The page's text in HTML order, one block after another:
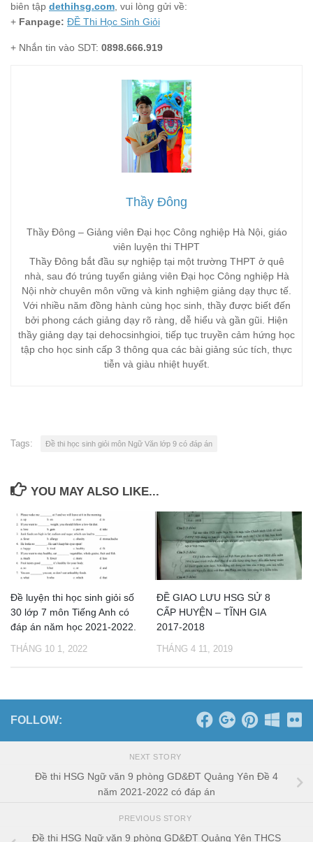
biên tập dethihsg.com, vui lòng gửi về:
+ Fanpage: ĐỀ Thi Học Sinh Giỏi
+ Nhắn tin vào SDT: 0898.666.919
Thầy Đông
Thầy Đông – Giảng viên Đại học Công nghiệp Hà Nội, giáo
viên luyện thi THPT
Thầy Đông bắt đầu sự nghiệp tại một trường THPT ở quê
nhà, sau đó trúng tuyển giảng viên Đại học Công nghiệp Hà
Nội nhờ chuyên môn vững và kinh nghiệm giảng dạy thực tế.
Với nhiều năm đồng hành cùng học sinh, thầy được biết đến
bởi phong cách giảng dạy rõ ràng, dễ hiểu và gần gũi. Hiện
thầy giảng dạy tại dehocsinhgioi, tiếp tục truyền cảm hứng học
tập cho học sinh cấp 3 thông qua các bài giảng súc tích, thực
tiễn và giàu nhiệt huyết.
Tags: Đề thi học sinh giỏi môn Ngữ Văn lớp 9 có đáp án
YOU MAY ALSO LIKE...
Đề luyện thi học sinh giỏi số
30 lớp 7 môn Tiếng Anh có
đáp án năm học 2021-2022.
THÁNG 10 1, 2022
ĐỀ GIAO LƯU HSG SỬ 8
CẤP HUYỆN – TĨNH GIA
2017-2018
THÁNG 4 11, 2019
FOLLOW:
NEXT STORY
Đề thi HSG Ngữ văn 9 phòng GD&ĐT Quảng Yên Đề 4
năm 2021-2022 có đáp án
PREVIOUS STORY
Đề thi HSG Ngữ văn 9 phòng GD&ĐT Quảng Yên THCS